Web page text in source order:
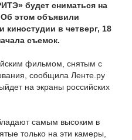
будет сниматься на
этом объявили
киностудии в четверг, 18
съемок.
фильмом, снятым с
сообщила Ленте.ру
на экраны российских
самым высоким в
только на эти камеры,